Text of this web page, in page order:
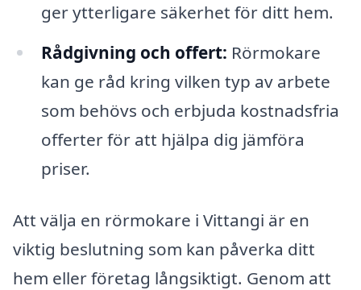
ger ytterligare säkerhet för ditt hem.
Rådgivning och offert: Rörmokare
kan ge råd kring vilken typ av arbete
som behövs och erbjuda kostnadsfria
offerter för att hjälpa dig jämföra
priser.
Att välja en rörmokare i Vittangi är en
viktig beslutning som kan påverka ditt
hem eller företag långsiktigt. Genom att